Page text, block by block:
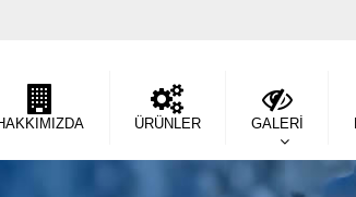
ÜRÜNLER GALERİ